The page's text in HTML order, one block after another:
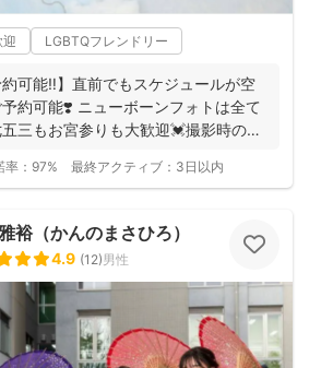
LGBTQフレンドリー
約可能‼︎】直前でもスケジュールが空
約可能❣️ ニューボーンフォトは全て
三もお宮参りも大歓迎💓撮影時のみ
： 97% 最終アクティブ： 3日以内
裕（かんのまさひろ）
4.9 (12)男性